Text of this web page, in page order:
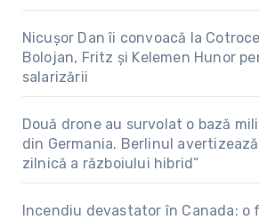
Nicușor Dan îi convoacă la
Bolojan, Fritz și Kelemen Hunor
salarizării
Două drone au survolat o bază
din Germania. Berlinul
zilnică a războiului hibrid”
Incendiu devastator în Canada: o